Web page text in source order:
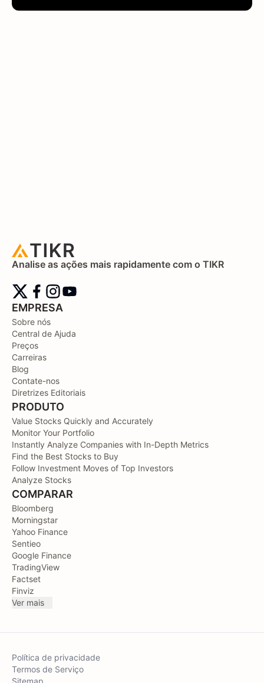
Analise as ações mais rapidamente com o TIKR
EMPRESA
Sobre nós
Central de Ajuda
Preços
Carreiras
Blog
Contate-nos
Diretrizes Editoriais
PRODUTO
Value Stocks Quickly and Accurately
Monitor Your Portfolio
Instantly Analyze Companies with In-Depth Metrics
Find the Best Stocks to Buy
Follow Investment Moves of Top Investors
Analyze Stocks
COMPARAR
Bloomberg
Morningstar
Yahoo Finance
Sentieo
Google Finance
TradingView
Factset
Finviz
Ver mais
Política de privacidade
Termos de Serviço